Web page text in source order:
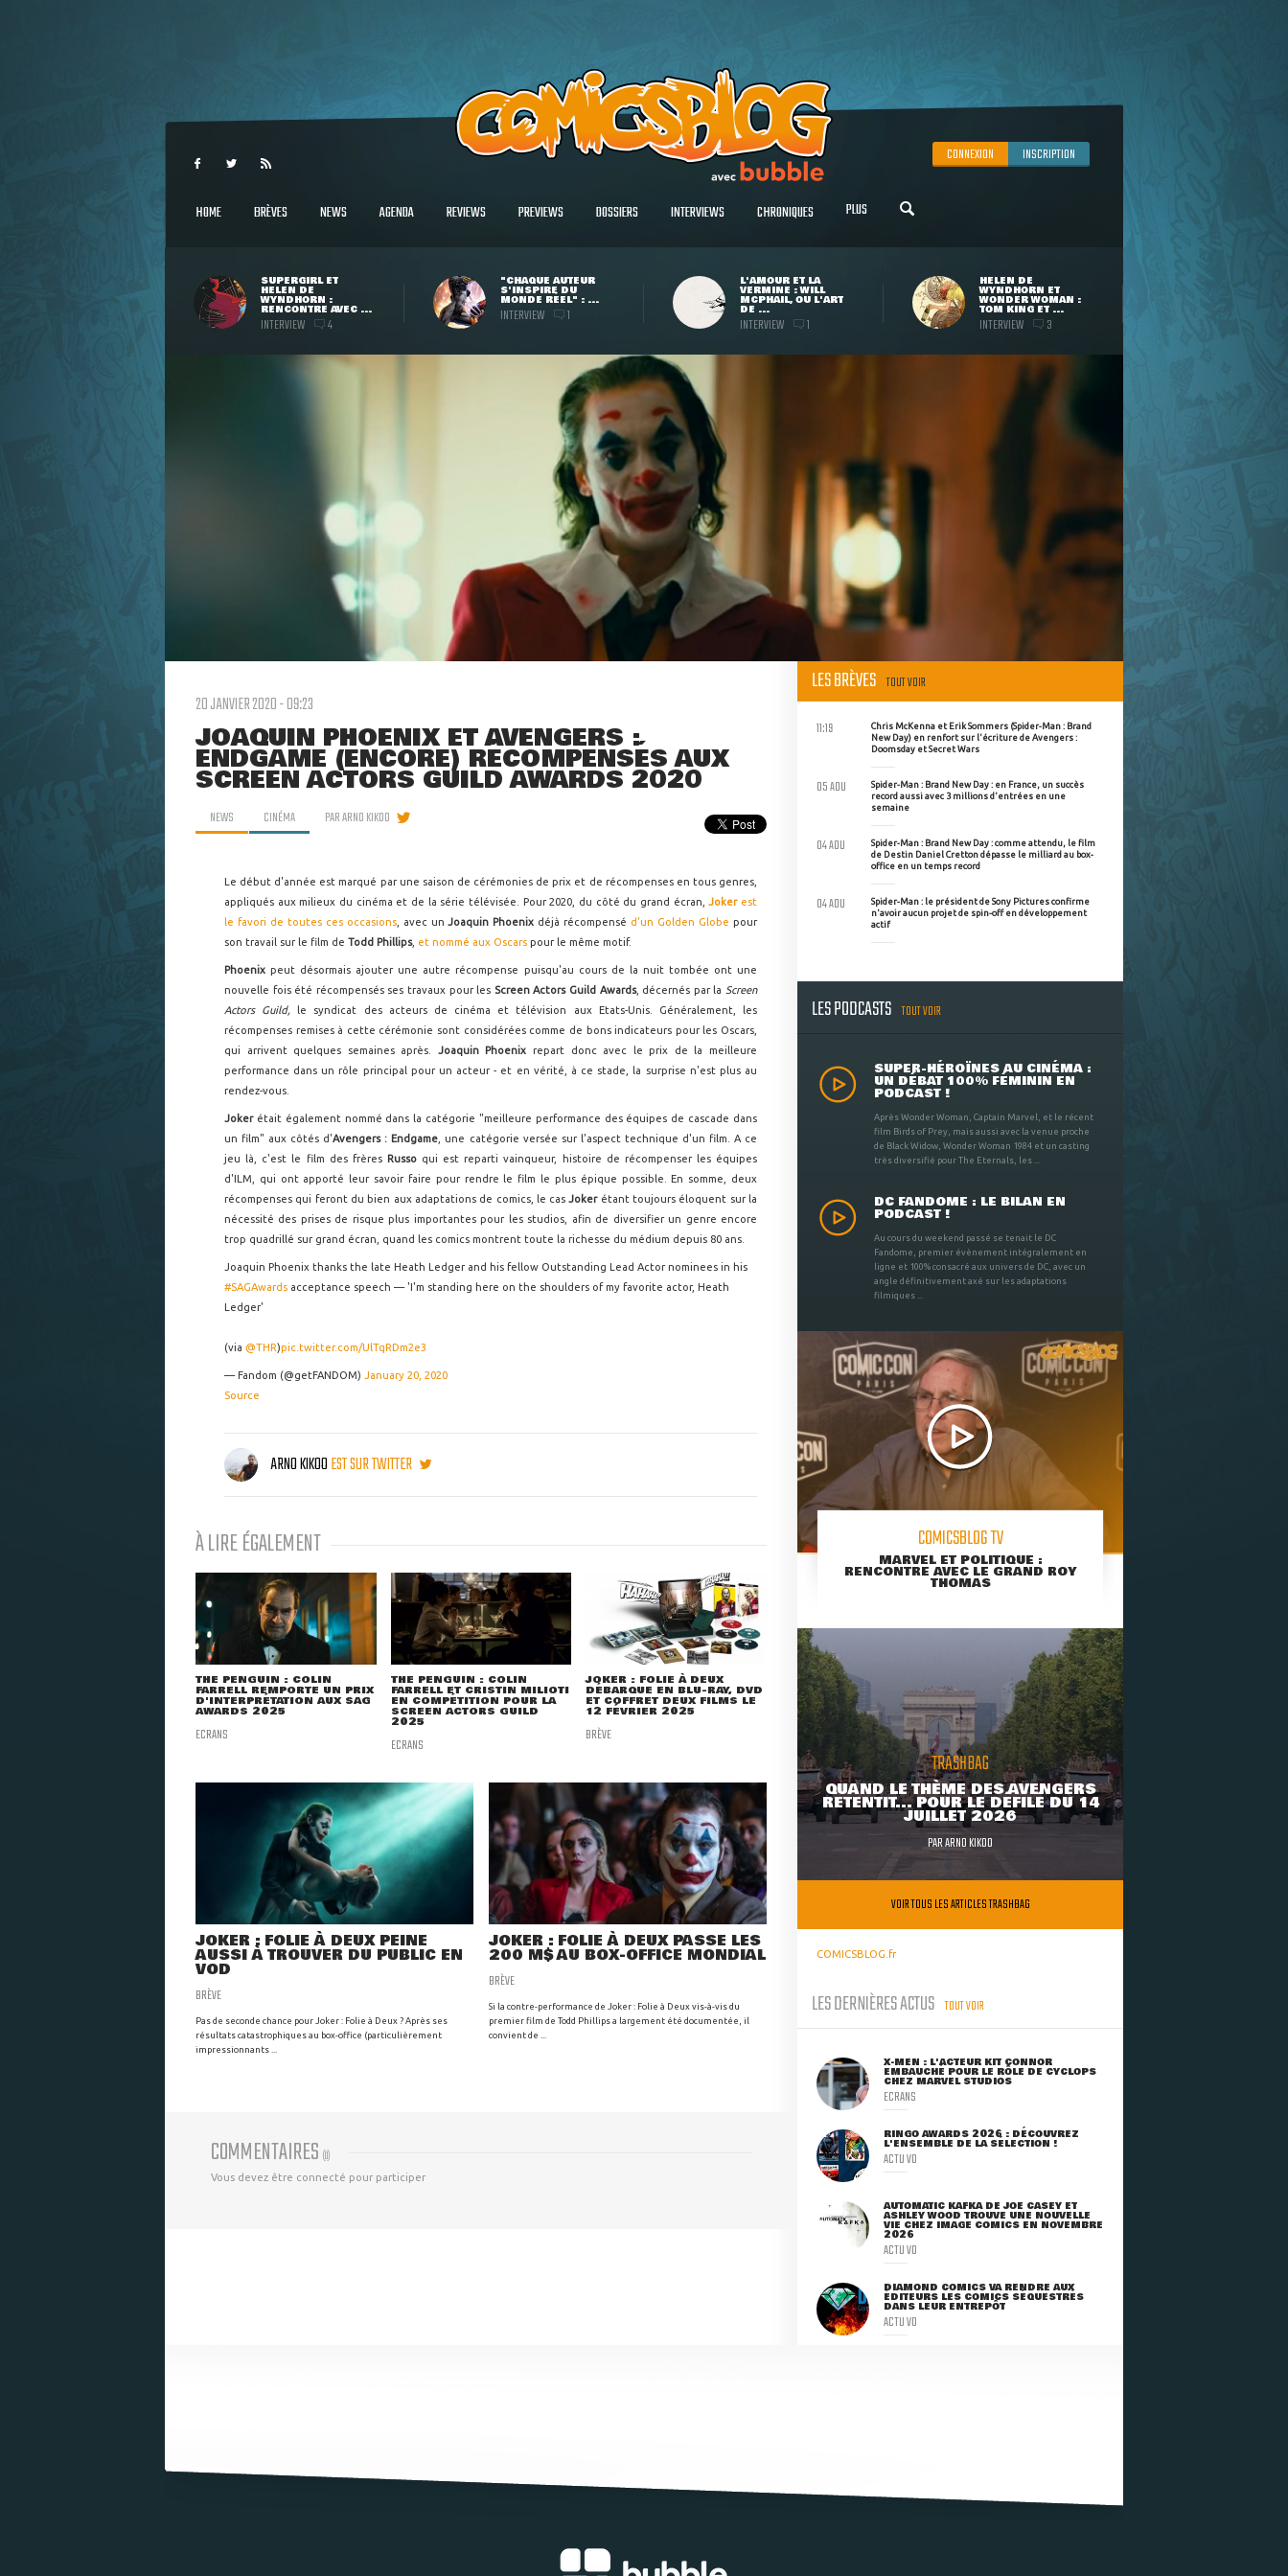
CONNEXION INSCRIPTION
HOME BRÈVES NEWS AGENDA REVIEWS PREVIEWS DOSSIERS INTERVIEWS CHRONIQUES PLUS
SUPERGIRL ET
HELEN DE
WYNDHORN :
RENCONTRE AVEC ...
INTERVIEW 4
"CHAQUE AUTEUR
S'INSPIRE DU
MONDE RÉEL" : ...
INTERVIEW 1
L'AMOUR ET LA
VERMINE : WILL
MCPHAIL, OU L'ART
DE ...
INTERVIEW 1
HELEN DE
WYNDHORN ET
WONDER WOMAN :
TOM KING ET ...
INTERVIEW 3
20 JANVIER 2020 - 09:23
JOAQUIN PHOENIX ET AVENGERS :
ENDGAME (ENCORE) RÉCOMPENSÉS AUX
SCREEN ACTORS GUILD AWARDS 2020
NEWS CINÉMA PARARNO KIKOO
Le début d'année est marqué par une saison de cérémonies de prix et de récompenses en tous genres,
appliqués aux milieux du cinéma et de la série télévisée. Pour 2020, du côté du grand écran,
Joker est
le favori de toutes ces occasions, avec unJoaquin Phoenix déjà récompensé d'un Golden Globe pour
son travail sur le film de Todd Phillips, et nommé aux Oscars pour le même motif.
Phoenixpeut désormais ajouter une autre récompense puisqu'au cours de la nuit tombée ont une
nouvelle fois été récompensés ses travaux pour les Screen Actors Guild Awards, décernés par la Screen
Actors Guild, le syndicat des acteurs de cinéma et télévision aux Etats-Unis. Généralement, les
récompenses remises à cette cérémonie sont considérées comme de bons indicateurs pour les Oscars,
qui arrivent quelques semaines après. Joaquin Phoenixrepart donc avec le prix de la meilleure
performance dans un rôle principal pour un acteur - et en vérité, à ce stade, la surprise n'est plus au
rendez-vous.
Joker était également nommé dans la catégorie "meilleure performance des équipes de cascade dans
un film" aux côtés d'Avengers : Endgame , une catégorie versée sur l'aspect technique d'un film. A ce
jeu là, c'est le film des frères Russo qui est reparti vainqueur, histoire de récompenser les équipes
d'ILM, qui ont apporté leur savoir faire pour rendre le film le plus épique possible. En somme, deux
récompenses qui feront du bien aux adaptations de comics, le casJoker étant toujours éloquent sur la
nécessité des prises de risque plus importantes pour les studios, afin de diversifier un genre encore
trop quadrillé sur grand écran, quand les comics montrent toute la richesse du médium depuis 80 ans.
Joaquin Phoenix thanks the late Heath Ledger and his fellow Outstanding Lead Actor nominees in his
#SAGAwards acceptance speech — 'I'm standing here on the shoulders of my favorite actor, Heath
Ledger'
(via @THR)pic.twitter.com/UlTqRDm2e3
— Fandom (@getFANDOM) January 20, 2020
Source
ARNO KIKOOEST SUR TWITTER
À LIRE ÉGALEMENT
THE PENGUIN : COLIN
FARRELL REMPORTE UN PRIX
D'INTERPRÉTATION AUX SAG
AWARDS 2025
ECRANS
THE PENGUIN : COLIN
FARRELL ET CRISTIN MILIOTI
EN COMPÉTITION POUR LA
SCREEN ACTORS GUILD
2025
ECRANS
JOKER : FOLIE À DEUX
DÉBARQUE EN BLU-RAY, DVD
ET COFFRET DEUX FILMS LE
12 FÉVRIER 2025
BRÈVE
JOKER : FOLIE À DEUX PEINE
AUSSI À TROUVER DU PUBLIC EN
VOD
BRÈVE
Pas de seconde chance pour Joker : Folie à Deux ? Après ses
résultats catastrophiques au box-office (particulièrement
impressionnants ...
JOKER : FOLIE À DEUX PASSE LES
200 M$ AU BOX-OFFICE MONDIAL
BRÈVE
Si la contre-performance de Joker : Folie à Deux vis-à-vis du
premier film de Todd Phillips a largement été documentée, il
convient de ...
COMMENTAIRES (0)
Vous devez être connecté pour participer
LES BRÈVES TOUT VOIR
Chris McKenna et Erik Sommers (Spider-Man : Brand
New Day) en renfort sur l'écriture de Avengers :
Doomsday et Secret Wars
11:19
Spider-Man : Brand New Day : en France, un succès
record aussi avec 3 millions d'entrées en une
semaine
05 AOU
Spider-Man : Brand New Day : comme attendu, le film
de Destin Daniel Cretton dépasse le milliard au box-
office en un temps record
04 AOU
Spider-Man : le président de Sony Pictures confirme
n'avoir aucun projet de spin-off en développement
actif
04 AOU
LES PODCASTS TOUT VOIR
SUPER-HÉROÏNES AU CINÉMA :
UN DÉBAT 100% FÉMININ EN
PODCAST !
Après Wonder Woman, Captain Marvel, et le récent
film Birds of Prey, mais aussi avec la venue proche
de Black Widow, Wonder Woman 1984 et un casting
très diversifié pour The Eternals, les ...
DC FANDOME : LE BILAN EN
PODCAST !
Au cours du weekend passé se tenait le DC
Fandome, premier évènement intégralement en
ligne et 100% consacré aux univers de DC, avec un
angle définitivement axé sur les adaptations
filmiques ...
COMICSBLOG TV
MARVEL ET POLITIQUE :
RENCONTRE AVEC LE GRAND ROY
THOMAS
TRASHBAG
QUAND LE THÈME DES AVENGERS
RETENTIT... POUR LE DÉFILÉ DU 14
JUILLET 2026
PARARNO KIKOO
VOIR TOUS LES ARTICLES TRASHBAG
COMICSBLOG.fr
LES DERNIÈRES ACTUS TOUT VOIR
X-MEN : L'ACTEUR KIT CONNOR
EMBAUCHÉ POUR LE RÔLE DE CYCLOPS
CHEZ MARVEL STUDIOS
ECRANS
RINGO AWARDS 2026 : DÉCOUVREZ
L'ENSEMBLE DE LA SÉLECTION !
ACTU VO
AUTOMATIC KAFKA DE JOE CASEY ET
ASHLEY WOOD TROUVE UNE NOUVELLE
VIE CHEZ IMAGE COMICS EN NOVEMBRE
2026
ACTU VO
DIAMOND COMICS VA RENDRE AUX
ÉDITEURS LES COMICS SÉQUESTRÉS
DANS LEUR ENTREPÔT
ACTU VO